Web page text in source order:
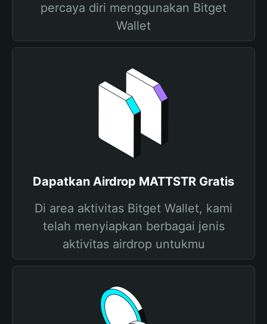
percaya diri menggunakan Bitget
Wallet
Dapatkan Airdrop MATTSTR Gratis
Di area aktivitas Bitget Wallet, kami
telah menyiapkan berbagai jenis
aktivitas airdrop untukmu